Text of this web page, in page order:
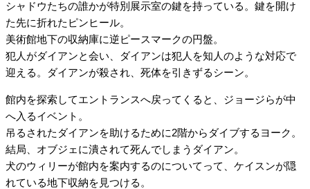
シャドウたちの誰かが特別展示室の鍵を持っている。鍵を開け
た先に折れたピンヒール。
美術館地下の収納庫に逆ピースマークの円盤。
犯人がダイアンと会い、ダイアンは犯人を知人のような対応で
迎える。ダイアンが殺され、死体を引きずるシーン。
館内を探索してエントランスへ戻ってくると、ジョージらが中
へ入るイベント。
吊るされたダイアンを助けるために2階からダイブするヨーク。
結局、オブジェに潰されて死んでしまうダイアン。
犬のウィリーが館内を案内するのについてって、ケイスンが隠
れている地下収納を見つける。